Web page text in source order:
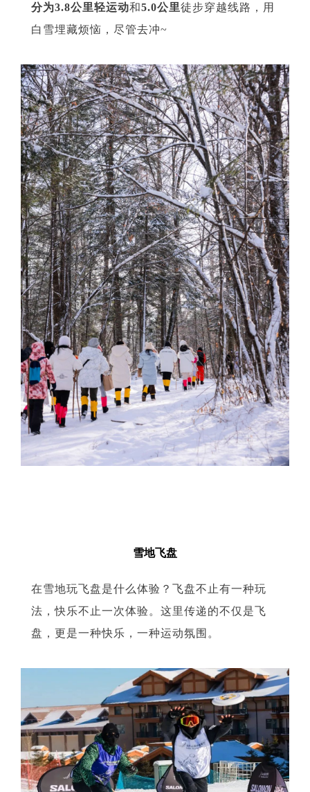
分为3.8公里轻运动和5.0公里徒步穿越线路，用
白雪埋藏烦恼，尽管去冲~
雪地飞盘
在雪地玩飞盘是什么体验？飞盘不止有一种玩
法，快乐不止一次体验。这里传递的不仅是飞
盘，更是一种快乐，一种运动氛围。